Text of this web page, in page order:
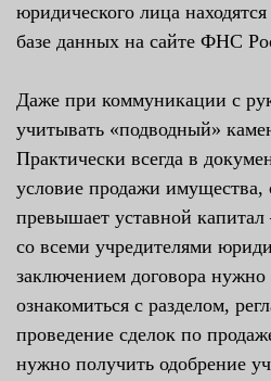
юридического лица
базе данных на сайте ФНС
Даже при коммуникации с
учитывать «подводный»
Практически всегда в
условие продажи имущества,
превышает уставной капитал
со всеми учредителями
заключением договора нужно
ознакомиться с разделом,
проведение сделок по
нужно получить одобрение